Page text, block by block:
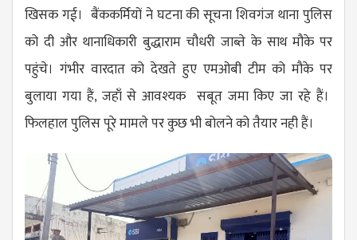
खिसक गई। बैंककर्मियों ने घटना की सूचना शिवगंज थाना पुलिस
को दी और थानाधिकारी बुद्धाराम चौधरी जाब्ते के साथ मौके पर
पहुंचे। गंभीर वारदात को देखते हुए एमओबी टीम को मौके पर
बुलाया गया हैं, जहाँ से आवश्यक सबूत जमा किए जा रहे हैं।
फिलहाल पुलिस पूरे मामले पर कुछ भी बोलने को तैयार नही हैं।